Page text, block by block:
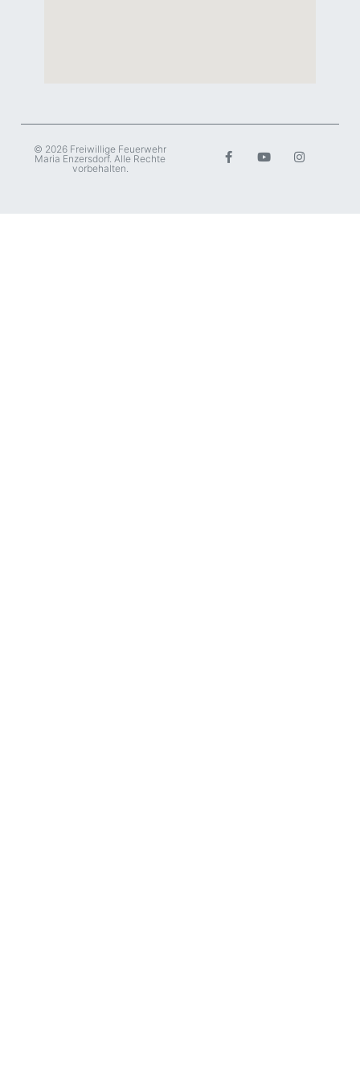
© 2026 Freiwillige Feuerwehr
Maria Enzersdorf. Alle Rechte
vorbehalten.